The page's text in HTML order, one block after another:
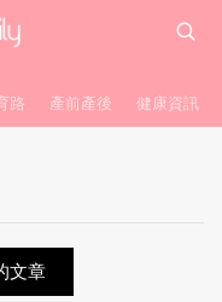
路 產前產後 健康資訊
文章